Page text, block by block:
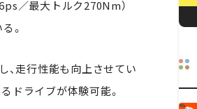
／最大トルク270Nm）
。
、走行性能も向上させてい
ドライブが体験可能。